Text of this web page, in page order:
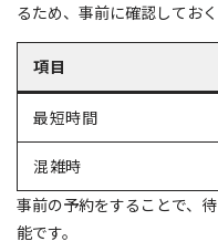
るため、事前に確認しておく
項目
最短時間
混雑時
事前の予約をすることで、
能です。